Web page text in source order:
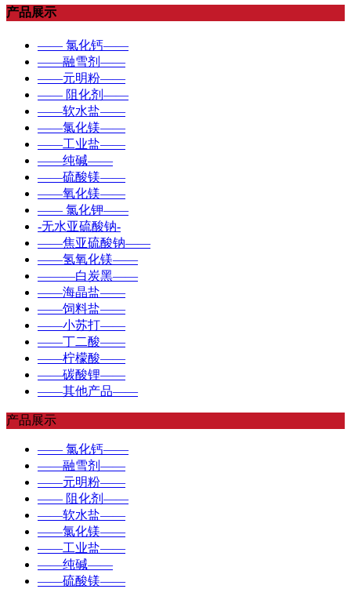
产品展示
—— 氯化钙——
——融雪剂——
——元明粉——
—— 阻化剂——
——软水盐——
——氯化镁——
——工业盐——
——纯碱——
——硫酸镁——
——氧化镁——
—— 氯化钾——
-无水亚硫酸钠-
——焦亚硫酸钠——
——氢氧化镁——
———白炭黑——
——海晶盐——
——饲料盐——
——小苏打——
——丁二酸——
——柠檬酸——
——碳酸锂——
——其他产品——
产品展示
—— 氯化钙——
——融雪剂——
——元明粉——
—— 阻化剂——
——软水盐——
——氯化镁——
——工业盐——
——纯碱——
——硫酸镁——